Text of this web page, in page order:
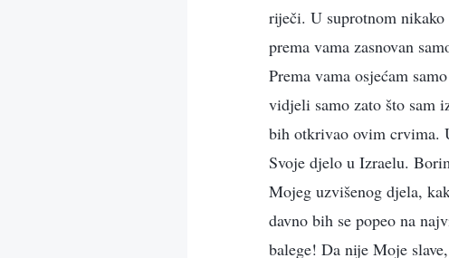
riječi. U suprotnom
prema vama zasnovan
Prema vama osjećam
vidjeli samo zato što sam
bih otkrivao ovim crvima.
Svoje djelo u Izraelu.
Mojeg uzvišenog djela,
davno bih se popeo na
balege! Da nije Moje